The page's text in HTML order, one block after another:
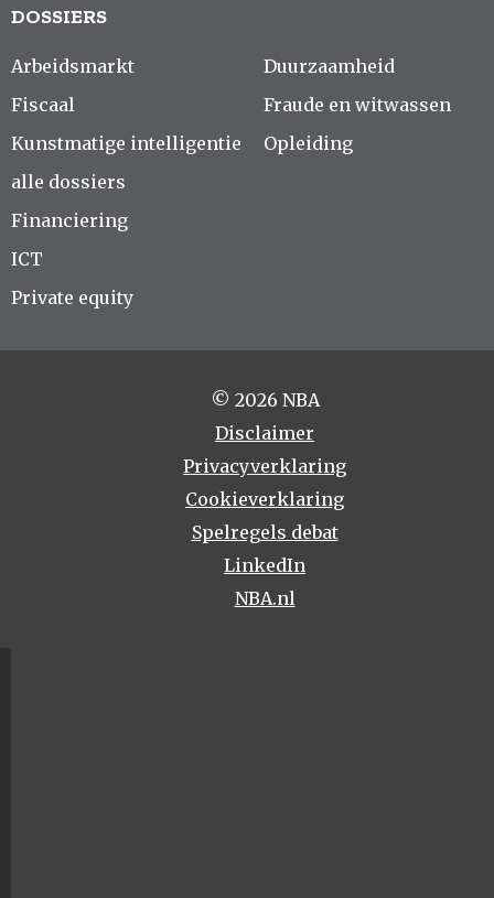
DOSSIERS
Arbeidsmarkt
Fiscaal
Kunstmatige intelligentie
alle dossiers
Duurzaamheid
Fraude en witwassen
Opleiding
Financiering
ICT
Private equity
© 2026 NBA
Disclaimer
Privacyverklaring
Cookieverklaring
Spelregels debat
LinkedIn
NBA.nl